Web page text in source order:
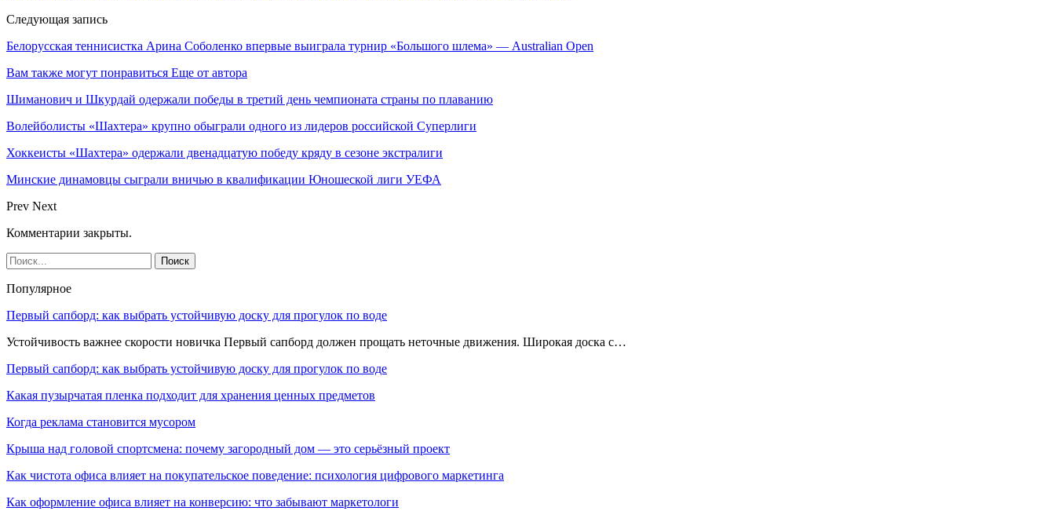
Следующая запись
Белорусская теннисистка Арина Соболенко впервые выиграла турнир «Большого шлема» — Australian Open
Вам также могут понравиться Еще от автора
Шиманович и Шкурдай одержали победы в третий день чемпионата страны по плаванию
Волейболисты «Шахтера» крупно обыграли одного из лидеров российской Суперлиги
Хоккеисты «Шахтера» одержали двенадцатую победу кряду в сезоне экстралиги
Минские динамовцы сыграли вничью в квалификации Юношеской лиги УЕФА
Prev Next
Комментарии закрыты.
Популярное
Первый сапборд: как выбрать устойчивую доску для прогулок по воде
Устойчивость важнее скорости новичка Первый сапборд должен прощать неточные движения. Широкая доска с…
Первый сапборд: как выбрать устойчивую доску для прогулок по воде
Какая пузырчатая пленка подходит для хранения ценных предметов
Когда реклама становится мусором
Крыша над головой спортсмена: почему загородный дом — это серьёзный проект
Как чистота офиса влияет на покупательское поведение: психология цифрового маркетинга
Как оформление офиса влияет на конверсию: что забывают маркетологи